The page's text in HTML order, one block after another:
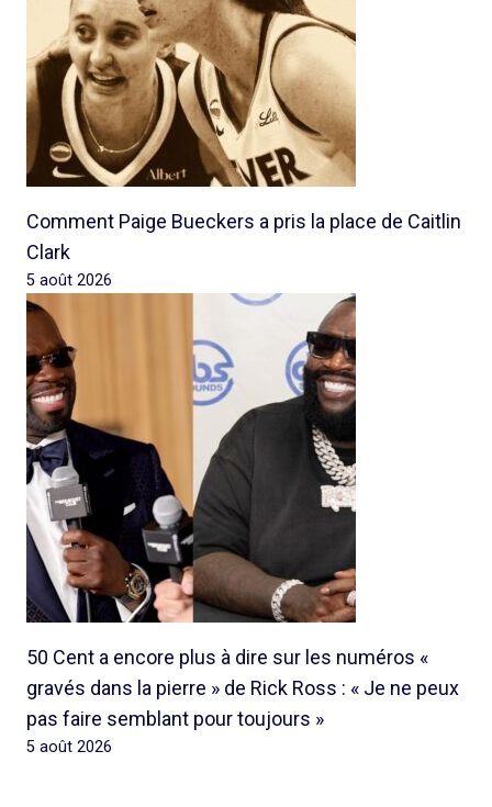
Comment Paige Bueckers a pris la place de Caitlin
Clark
5 août 2026
50 Cent a encore plus à dire sur les numéros «
gravés dans la pierre » de Rick Ross : « Je ne peux
pas faire semblant pour toujours »
5 août 2026